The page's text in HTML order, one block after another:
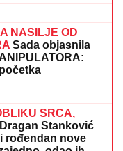
Prve
lica mesta,